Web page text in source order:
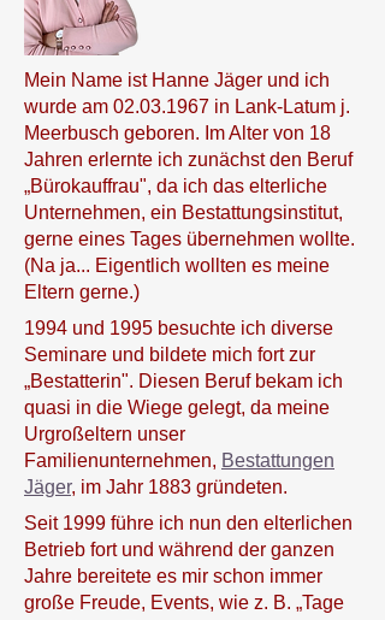
Mein Name ist Hanne Jäger und ich
wurde am 02.03.1967 in Lank-Latum j.
Meerbusch geboren. Im Alter von 18
Jahren erlernte ich zunächst den Beruf
„Bürokauffrau", da ich das elterliche
Unternehmen, ein Bestattungsinstitut,
gerne eines Tages übernehmen wollte.
(Na ja... Eigentlich wollten es meine
Eltern gerne.)
1994 und 1995 besuchte ich diverse
Seminare und bildete mich fort zur
„Bestatterin". Diesen Beruf bekam ich
quasi in die Wiege gelegt, da meine
Urgroßeltern unser
Familienunternehmen, Bestattungen
Jäger, im Jahr 1883 gründeten.
Seit 1999 führe ich nun den elterlichen
Betrieb fort und während der ganzen
Jahre bereitete es mir schon immer
große Freude, Events, wie z. B. „Tage